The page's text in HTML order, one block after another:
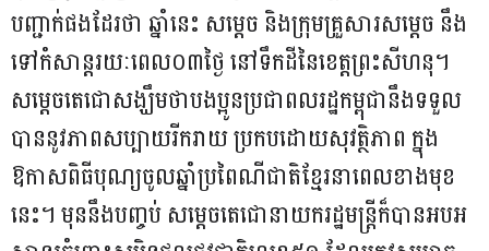
បញ្ជាក់ផងដែរថា ឆ្នាំនេះ សម្តេច និងក្រុមគ្រួសារសម្តេច នឹង
ទៅកំសាន្តរយៈពេល០៣ថ្ងៃ នៅទឹកដីនៃខេត្តព្រះសីហនុ។
សម្ដេចតេជោសង្ឃឹមថាបងប្អូនប្រជាពលរដ្ឋកម្ពុជានឹងទទួល
បាននូវភាពសប្បាយរីករាយ ប្រកបដោយសុវត្ថិភាព ក្នុង
ឱកាសពិធីបុណ្យចូលឆ្នាំប្រពៃណីជាតិខ្មែរនាពេលខាងមុខ
នេះ។ មុននឹងបញ្ចប់​ សម្ដេចតេជោនាយករដ្ឋមន្ត្រីក៏បានអបអ